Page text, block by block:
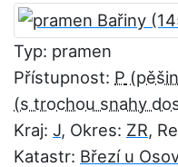
Typ: pramen
Přístupnost: P
Kraj: J, Okres: ZR,
Katastr: Březí u